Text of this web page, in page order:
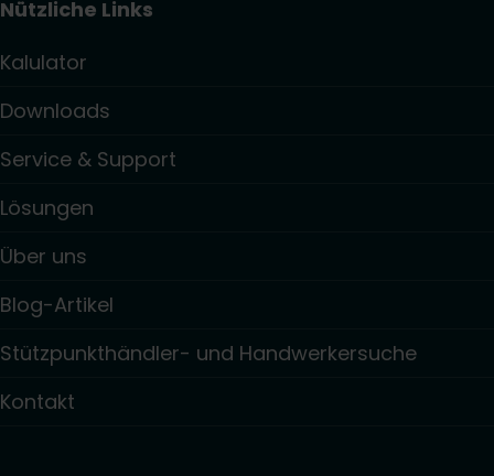
Nützliche Links
Kalulator
Downloads
Service & Support
Lösungen
Über uns
Blog-Artikel
Stützpunkthändler- und Handwerkersuche
Kontakt